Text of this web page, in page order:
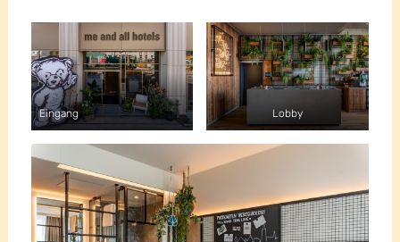
Eingang Lobby